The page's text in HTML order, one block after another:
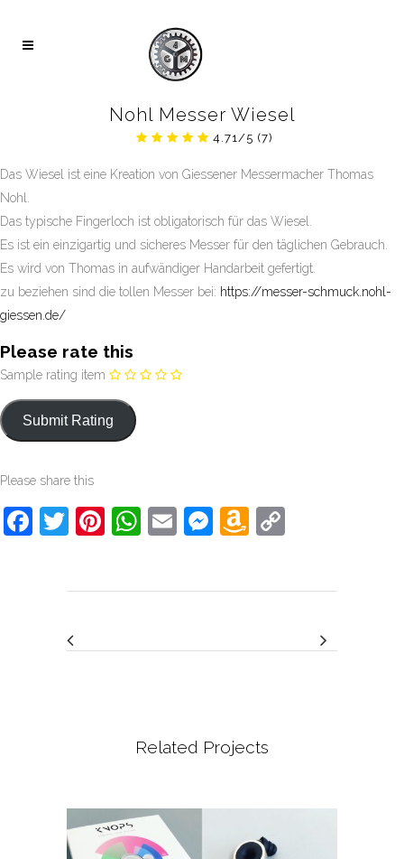
Nohl Messer Wiesel
4.71/5 (7)
Das Wiesel ist eine Kreation von Giessener Messermacher Thomas
Nohl.
Das typische Fingerloch ist obligatorisch für das Wiesel.
Es ist ein einzigartig und sicheres Messer für den täglichen Gebrauch.
Es wird von Thomas in aufwändiger Handarbeit gefertigt.
zu beziehen sind die tollen Messer bei: https://messer-schmuck.nohl-
giessen.de/
Please rate this
Sample rating item
Please share this
Facebook
Twitter
Pinterest
WhatsApp
EmailMessenger
Amazon
Related Projects